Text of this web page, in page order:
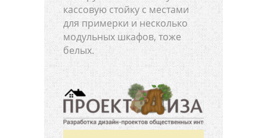
кассовую стойку с местами
для примерки и несколько
модульных шкафов, тоже
белых.